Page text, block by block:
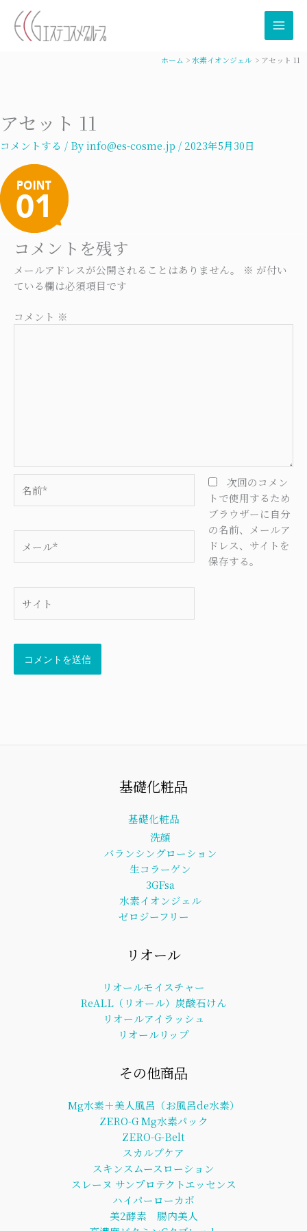
ホーム 水素イオンジェル アセット 11
アセット 11
コメントする / Byinfo@es-cosme.jp / 2023年5月30日
コメントを残す
メールアドレスが公開されることはありません。 ※ が付い
ている欄は必須項目です
コメント ※
前
ー
*
次回のコメン
トで使用するため
ブラウザーに自分
の名前、メールア
ドレス、サイトを
保存する。
基礎化粧品
基礎化粧品
洗顔
バランシングローション
生コラーゲン
3GFsa
水素イオンジェル
ゼロジーフリー
リオール
リオールモイスチャー
ReALL（リオール）炭酸石けん
リオールアイラッシュ
リオールリップ
その他商品
Mg水素＋美人風呂（お風呂de水素）
ZERO-G Mg水素パック
ZERO-G-Belt
スカルプケア
スキンスムースローション
スレーヌ サンプロテクトエッセンス
ハイパーローカボ
美2酵素 腸内美人